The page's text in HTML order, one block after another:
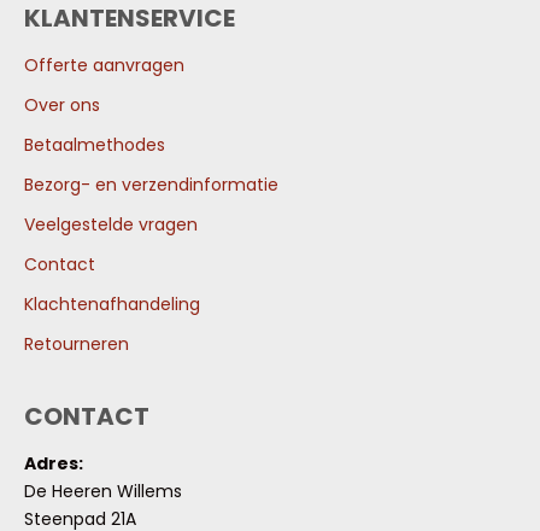
KLANTENSERVICE
Offerte aanvragen
Over ons
Betaalmethodes
Bezorg- en verzendinformatie
Veelgestelde vragen
Contact
Klachtenafhandeling
Retourneren
CONTACT
Adres:
De Heeren Willems
Steenpad 21A